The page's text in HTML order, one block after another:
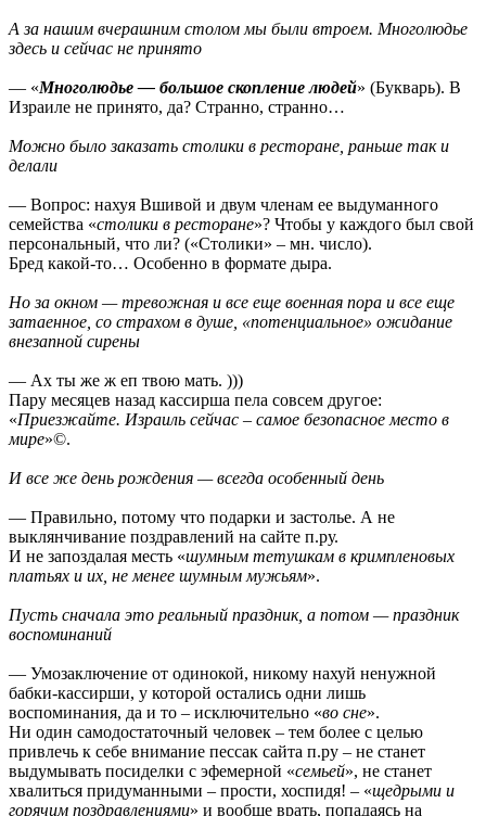
А за нашим вчерашним столом мы были втроем. Многолюдье
здесь и сейчас не принято
— «Многолюдье — большое скопление людей» (Букварь). В
Израиле не принято, да? Странно, странно…
Можно было заказать столики в ресторане, раньше так и
делали
— Вопрос: нахуя Вшивой и двум членам ее выдуманного
семейства «столики в ресторане»? Чтобы у каждого был свой
персональный, что ли? («Столики» – мн. число).
Бред какой-то… Особенно в формате дыра.
Но за окном — тревожная и все еще военная пора и все еще
затаенное, со страхом в душе, «потенциальное» ожидание
внезапной сирены
— Ах ты же ж еп твою мать. )))
Пару месяцев назад кассирша пела совсем другое:
«Приезжайте. Израиль сейчас – самое безопасное место в
мире»©.
И все же день рождения — всегда особенный день
— Правильно, потому что подарки и застолье. А не
выклянчивание поздравлений на сайте п.ру.
И не запоздалая месть «шумным тетушкам в кримпленовых
платьях и их, не менее шумным мужьям».
Пусть сначала это реальный праздник, а потом — праздник
воспоминаний
— Умозаключение от одинокой, никому нахуй ненужной
бабки-кассирши, у которой остались одни лишь
воспоминания, да и то – исключительно «во сне».
Ни один самодостаточный человек – тем более с целью
привлечь к себе внимание пессак сайта п.ру – не станет
выдумывать посиделки с эфемерной «семьей», не станет
хвалиться придуманными – прости, хоспидя! – «щедрыми и
горячим поздравлениями» и вообще врать, попадаясь на